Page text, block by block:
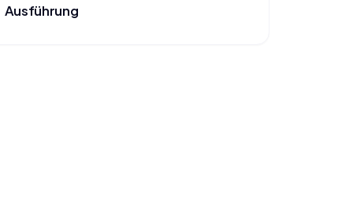
Ausführung